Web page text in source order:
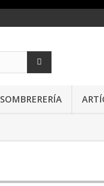
SOMBRERERÍA